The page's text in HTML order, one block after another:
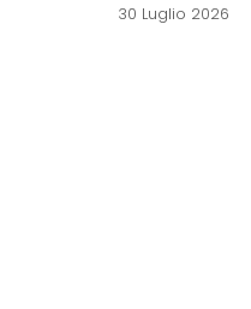
30 Luglio 2026